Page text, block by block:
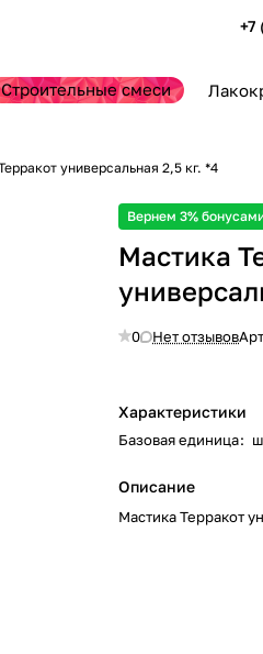
+7
Строительные смеси
универсальная 2,5 кг. *4
Вернем 3%
Мастика
0 Нет отзывов
Характеристики
Базовая единица:
Описание
Мастика Терракот